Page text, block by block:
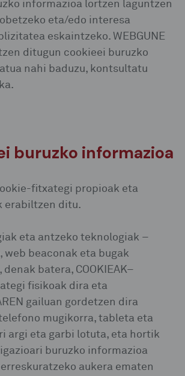
informazioa lortzen laguntzen
eta/edo interesa
eskaintzeko. WEBGUNE
ditugun cookieei buruzko
nahi baduzu, kontsultatu
buruzko informazioa
fitxategi propioak eta
erabiltzen ditu.
eta antzeko teknologiak –
web beaconak eta bugak
batera, COOKIEAK–
fisikoak dira eta
gailuan gordetzen dira
mugikorra, tableta eta
argi eta garbi lotuta, eta hortik
buruzko informazioa
aukera ematen